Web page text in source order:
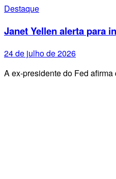
Destaque
Janet Yellen alerta para
24 de julho de 2026
A ex-presidente do Fed